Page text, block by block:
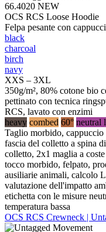
66.4020 NEW
OCS RCS Loose Hoodie
Felpa pesante con
black
charcoal
birch
navy
XXS – 3XL
350g/m², 80% cotone bio
pettinato con tecnica
RCS, lavato con enzimi
heavy combed 60° neutral
Taglio morbido,
fascia del colletto a spina
colletto, 2x1 maglia a
tocco morbido, felpato,
ausiliarie animali, calcolo
valutazione dell'impatto
etichetta con le misure
temperatura bassa
OCS RCS Crewneck |